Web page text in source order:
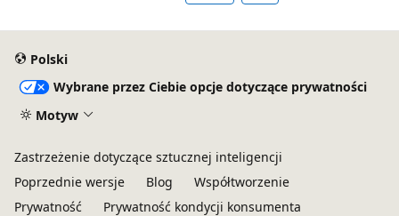
Polski
Wybrane przez Ciebie opcje dotyczące prywatności
Motyw
Zastrzeżenie dotyczące sztucznej inteligencji
Poprzednie wersje
Blog
Współtworzenie
Prywatność
Prywatność kondycji konsumenta